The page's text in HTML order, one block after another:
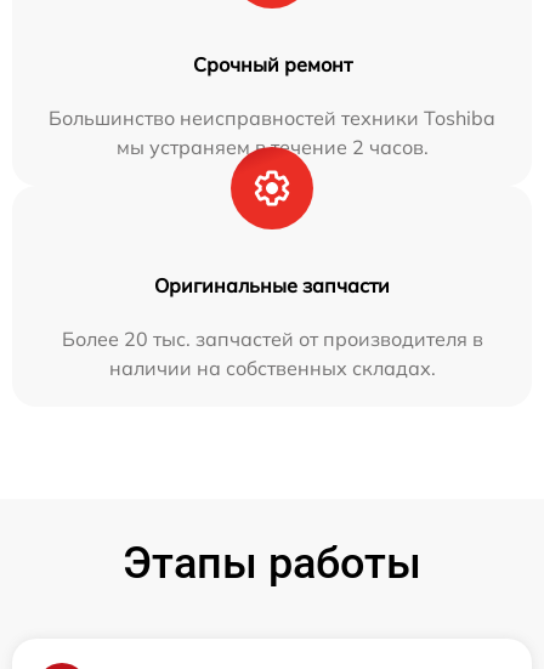
Срочный ремонт
Большинство неисправностей техники Toshiba
мы устраняем в течение 2 часов.
Оригинальные запчасти
Более 20 тыс. запчастей от производителя в
наличии на собственных складах.
Этапы работы